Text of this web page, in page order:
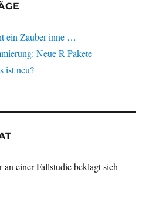
ein Zauber inne …
Neue R-Pakete
ist neu?
einer Fallstudie beklagt sich